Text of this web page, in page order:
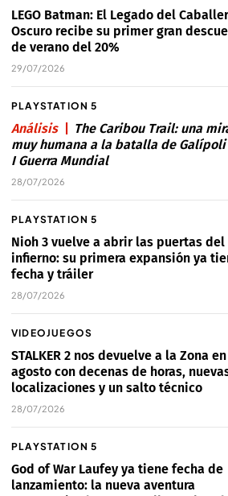
LEGO Batman: El Legado del
Oscuro recibe su primer gran
de verano del 20%
29/07/2026
PLAYSTATION 5
Análisis
The Caribou Trail: una
muy humana a la batalla de
I Guerra Mundial
28/07/2026
PLAYSTATION 5
Nioh 3 vuelve a abrir las puertas del
infierno: su primera expansión ya
fecha y tráiler
28/07/2026
VIDEOJUEGOS
STALKER 2 nos devuelve a la Zona en
agosto con decenas de horas,
localizaciones y un salto técnico
28/07/2026
PLAYSTATION 5
God of War Laufey ya tiene fecha de
lanzamiento: la nueva aventura